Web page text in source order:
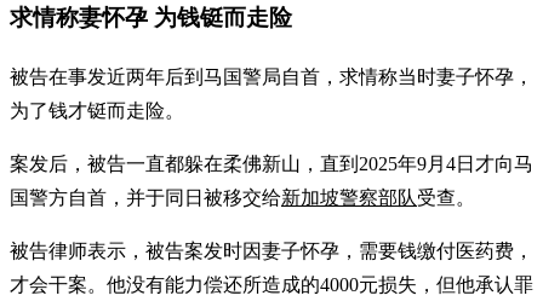
求情称妻怀孕 为钱铤而走险
被告在事发近两年后到马国警局自首，求情称当时妻子怀孕，
为了钱才铤而走险。
案发后，被告一直都躲在柔佛新山，直到2025年9月4日才向马
国警方自首，并于同日被移交给新加坡警察部队受查。
被告律师表示，被告案发时因妻子怀孕，需要钱缴付医药费，
才会干案。他没有能力偿还所造成的4000元损失，但他承认罪